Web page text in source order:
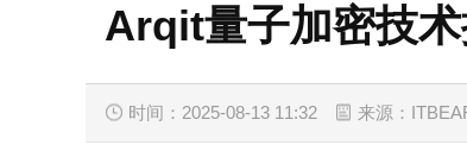
Arqit量子加密技
时间：2025-08-13 11:32 来源：